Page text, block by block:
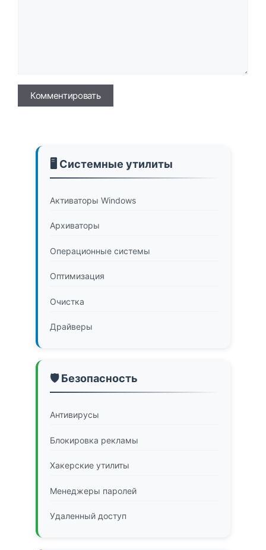
Имя
🖥️ Системные утилиты
Активаторы Windows
Архиваторы
Операционные системы
Оптимизация
Очистка
Драйверы
🛡️ Безопасность
Антивирусы
Блокировка рекламы
Хакерские утилиты
Менеджеры паролей
Удаленный доступ